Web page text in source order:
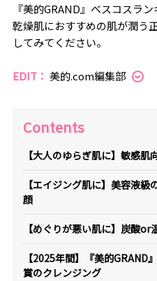
『美的GRAND』ベスコスラ
乾燥肌におすすめの肌が潤う
してみてください。
EDIT： 美的.com編集部
Contents
【大人のゆらぎ肌に】敏感
【エイジング肌に】美容液
顔
【めぐりが悪い肌に】炭酸
【2025年間】『美的GRAND
賞のクレンジング